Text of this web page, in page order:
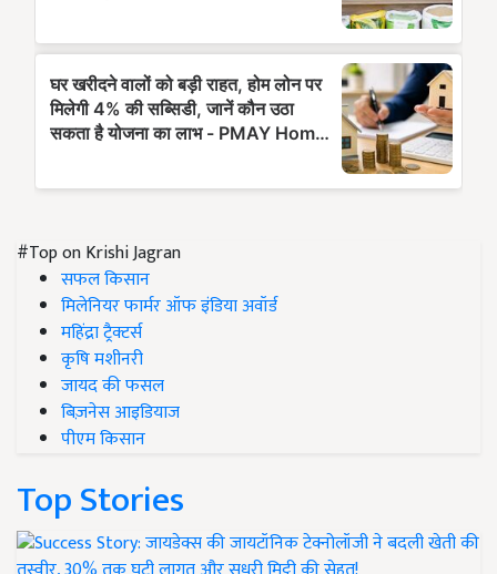
#Top on Krishi Jagran
सफल किसान
मिलेनियर फार्मर ऑफ इंडिया अवॉर्ड
महिंद्रा ट्रैक्टर्स
कृषि मशीनरी
जायद की फसल
बिज़नेस आइडियाज
पीएम किसान
Top Stories